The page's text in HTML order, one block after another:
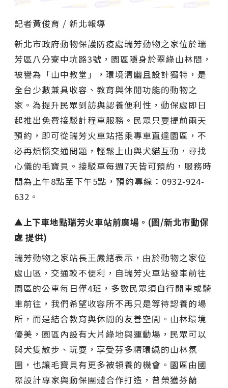
記者黃俊育 / 新北報導
新北市政府動物保護防疫處瑞芳動物之家位於瑞
芳區八分寮中坑路3號，園區隱身於翠綠山林間，
被譽為「山中教堂」，環境清幽且設計獨特，是
全台少數兼具收容、教育與休閒功能的動物之
家。為提升民眾到訪與認養便利性，動保處即日
起推出免費接駁計程車服務。民眾只要提前兩天
預約，即可從瑞芳火車站搭乘專車直達園區，不
必再煩惱交通問題，輕鬆上山與犬貓互動，尋找
心儀的毛寶貝。接駁車每週7天皆可預約，服務時
間為上午8點至下午5點，預約專線：0932-924-
632。
▲上下車地點瑞芳火車站前廣場。(圖/新北市動保
處 提供)
瑞芳動物之家站長王嚴緖表示，由於動物之家位
處山區，交通較不便利，自瑞芳火車站發車前往
園區的公車每日僅4班，多數民眾須自行開車或騎
車前往，我們希望收容所不再只是等待認養的場
所，而是結合教育與休閒的友善空間。山林環境
優美，園區內設有大片綠地與運動場，民眾可以
與犬隻散步、玩耍，享受芬多精環繞的山林氛
圍，也讓毛寶貝有更多被領養的機會。園區由國
際設計專家與動保團體合作打造，曾榮獲芬蘭